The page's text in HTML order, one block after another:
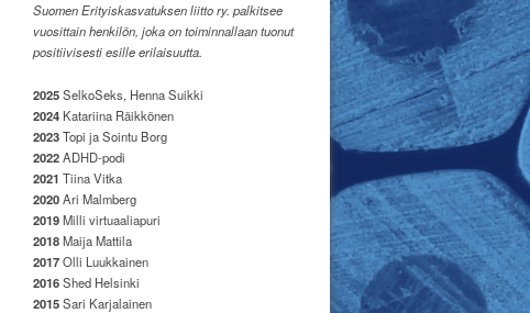
Suomen Erityiskasvatuksen liitto ry. palkitsee
vuosittain henkilön, joka on toiminnallaan tuonut
positiivisesti esille erilaisuutta.
2025SelkoSeks, Henna Suikki
2024 Katariina Räikkönen
2023Topi ja Sointu Borg
2022ADHD-podi
2021 Tiina Vitka
2020Ari Malmberg
2019Milli virtuaaliapuri
2018Maija Mattila
2017Olli Luukkainen
2016Shed Helsinki
2015Sari Karjalainen